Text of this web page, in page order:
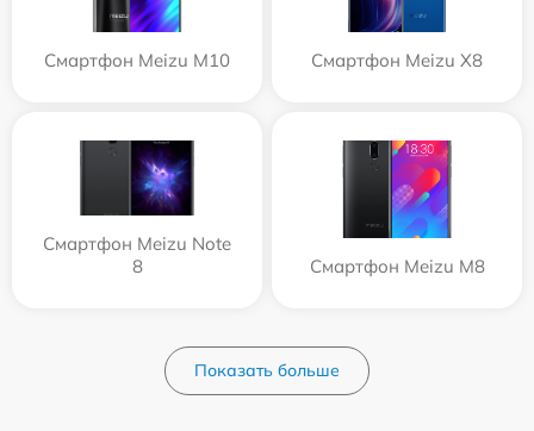
Смартфон Meizu M10 Смартфон Meizu X8
Смартфон Meizu Note
8
Смартфон Meizu M8
Показать больше